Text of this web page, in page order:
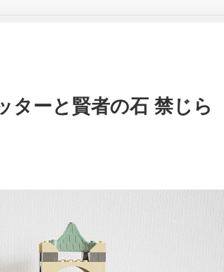
ターと賢者の石 禁じら